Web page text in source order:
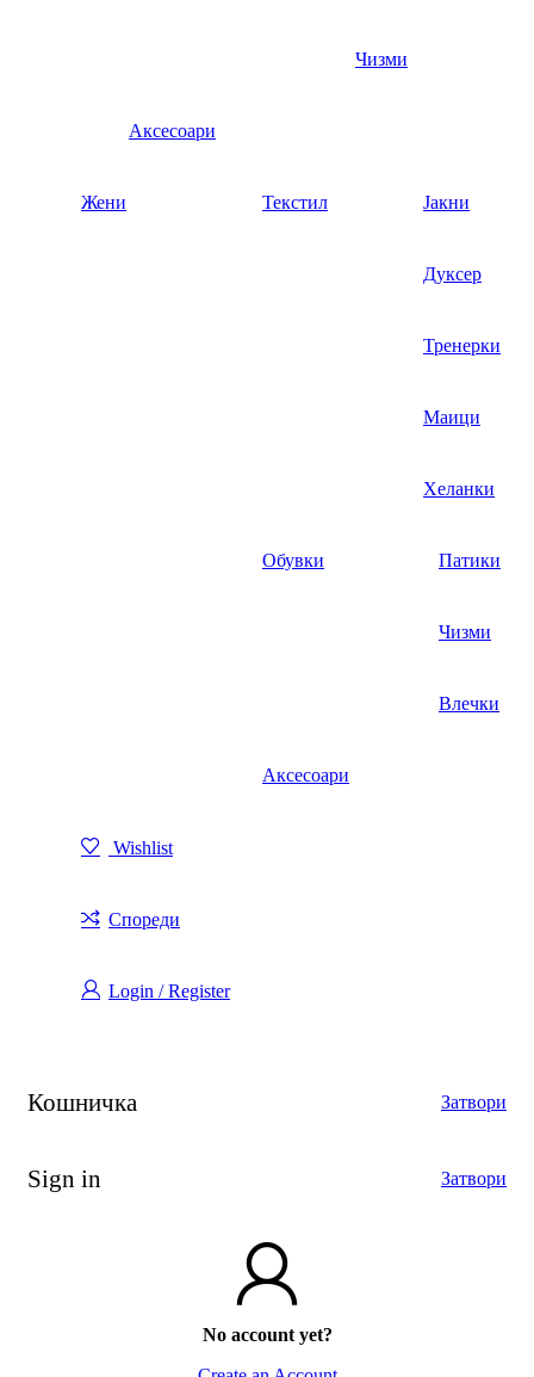
Чизми
Аксесоари
Жени Текстил Јакни
Дуксер
Тренерки
Маици
Хеланки
Обувки Патики
Чизми
Влечки
Аксесоари
Wishlist
Спореди
Login / Register
Кошничка Затвори
Sign in Затвори
No account yet?